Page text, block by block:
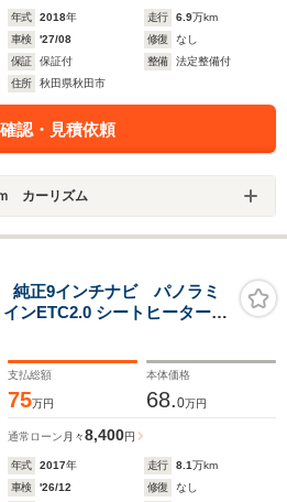
年式 2018年 走行 6.9万km
車検
'27/08 修復
なし
保証
保証付 整備
法定整備付
住所
秋田県秋田市
認・見積依頼
カーリズム
正9インチナビ パノラミ
ンETC2.0 シートヒーター
ーズコントロール プッシ
両側Pスライドドア カスタ
支払総額
75万円
本体価格
68.0万円
通常ローン 月々8,400円
年式 2017年 走行 8.1万km
車検
'26/12 修復 なし